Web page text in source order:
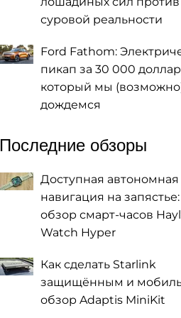
суровой реальности
Ford Fathom:
пикап за 30 000
который мы
дождемся
Последние обзоры
Доступная автономная
навигация на запястье:
обзор смарт-часов
Watch Hyper
Как сделать Starlink
защищённым и
обзор Adaptis MiniKit